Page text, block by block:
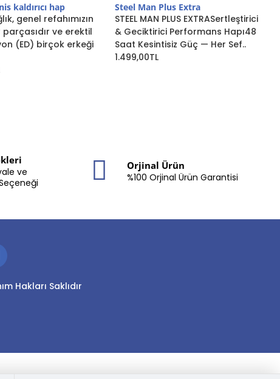
kaldırıcı hap
genel refahımızın
ve erektil
(ED) birçok erkeği
Steel Man Plus Extra
STEEL MAN PLUS EXTRASertleştirici
& Geciktirici Performans Hapı48
Saat Kesintisiz Güç — Her Sef..
1.499,00TL
ve
Orjinal Ürün
%100 Orjinal Ürün Garantisi
Hakları Saklıdır